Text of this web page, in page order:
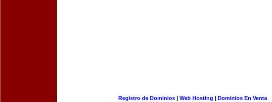
Registro de Dominios| Web Hosting | Dominios En Venta